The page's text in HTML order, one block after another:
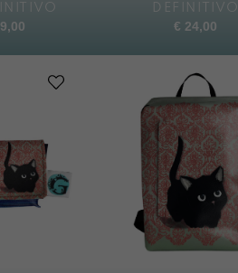
DEFINITIVO
€ 24,00